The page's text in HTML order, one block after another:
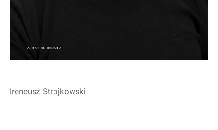
Ireneusz Strojkowski